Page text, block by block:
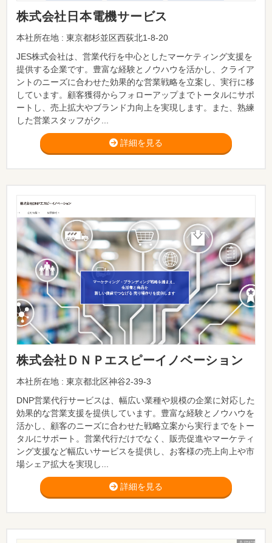
株式会社日本電機サービス
本社所在地 : 東京都杉並区西荻北1-8-20
JES株式会社は、営業代行を中心としたマーケティング支援を
提供する企業です。豊富な経験とノウハウを活かし、クライア
ントのニーズに合わせた効果的な営業戦略を立案し、実行に移
しています。顧客獲得からフォローアップまでトータルにサポ
ートし、売上拡大やブランド力向上を実現します。また、熟練
した営業スタッフがク...
詳細を見る
株式会社ＤＮＰエスピーイノベーション
本社所在地 : 東京都北区神谷2-39-3
DNP営業代行サービスは、幅広い業種や規模の企業に対応した
効果的な営業支援を提供しています。豊富な経験とノウハウを
活かし、顧客のニーズに合わせた戦略立案から実行までをトー
タルにサポート。営業代行だけでなく、販売促進やマーケティ
ング支援など幅広いサービスを提供し、お客様の売上向上や市
場シェア拡大を実現し...
詳細を見る